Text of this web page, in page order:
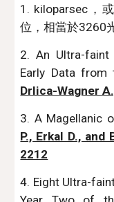
1. kiloparsec，
位，相當於3260
2. An Ultra-faint
Early Data from
Drlica-Wagner
3. A Magellanic
P., Erkal D., and
2212
4. Eight Ultra-